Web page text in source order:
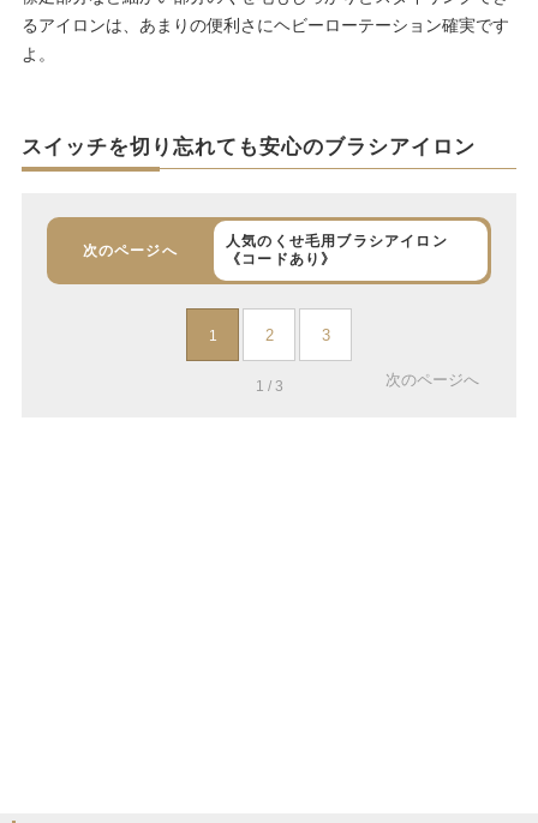
るアイロンは、あまりの便利さにヘビーローテーション確実です
よ。
スイッチを切り忘れても安心のブラシアイロン
次のページへ
人気のくせ毛用ブラシアイロン
《コードあり》
1 2 3
1 / 3 次のページへ